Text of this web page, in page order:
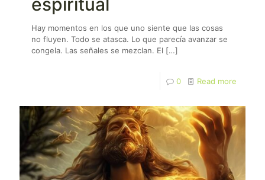
espiritual
Hay momentos en los que uno siente que las cosas
no fluyen. Todo se atasca. Lo que parecía avanzar se
congela. Las señales se mezclan. El […]
0 Read more